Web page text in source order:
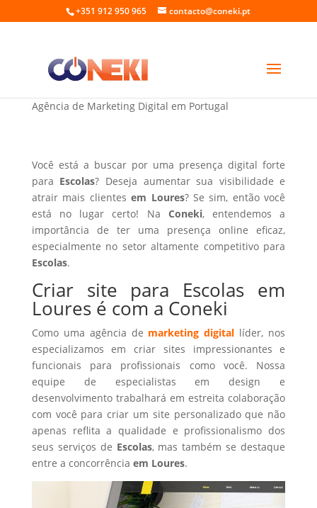
+351 912 950 965 contacto@coneki.pt
Criar site para Escolas em Loures
Agência de Marketing Digital em Portugal
Você está a buscar por uma presença digital forte
para Escolas? Deseja aumentar sua visibilidade e
atrair mais clientesem Loures? Se sim, então você
está no lugar certo! Na Coneki, entendemos a
importância de ter uma presença online eficaz,
especialmente no setor altamente competitivo para
Escolas.
Criar site para Escolas em
Loures é com a Coneki
Como uma agência de marketing digital líder, nos
especializamos em criar sites impressionantes e
funcionais para profissionais como você. Nossa
equipe de especialistas em design e
desenvolvimento trabalhará em estreita colaboração
com você para criar um site personalizado que não
apenas reflita a qualidade e profissionalismo dos
seus serviços de Escolas, mas também se destaque
entre a concorrência em Loures.